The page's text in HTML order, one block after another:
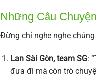
Những Câu
Đừng chỉ nghe nghe
Lan Sài Gòn, team SG:
đưa đi mà còn trò